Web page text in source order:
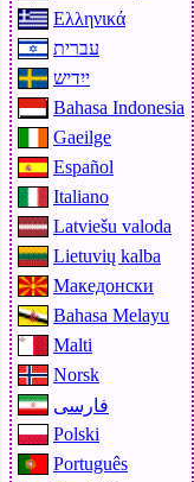
Ελληνικά
עברית
ייִדיש
Bahasa Indonesia
Gaeilge
Español
Italiano
Latviešu valoda
Lietuvių kalba
Македонски
Bahasa Melayu
Malti
Norsk
فارسی
Polski
Português